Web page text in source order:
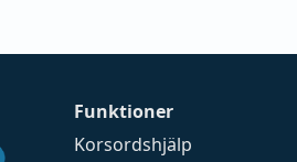
Funktioner
Korsordshjälp